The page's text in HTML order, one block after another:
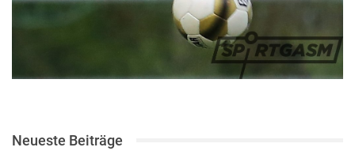
Neueste Beiträge